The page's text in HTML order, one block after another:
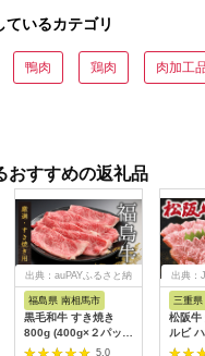
ているカテゴリ
鴨肉 鶏肉 肉加工
おすすめの返礼品
出典：auPAYふるさと納
福島県 南相馬市
黒毛和牛 すき焼き
800g (400g×２パッ
ク) 福島牛 | 国産 肉
5.0
出典：
三重県
松阪牛
ルビ
肉 牛